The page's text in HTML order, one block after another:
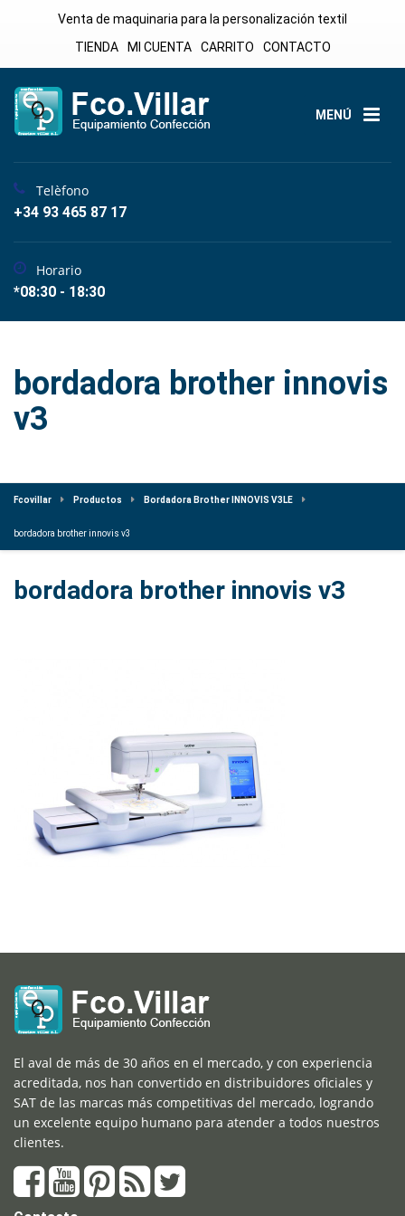
Venta de maquinaria para la personalización textil
TIENDA
MI CUENTA CARRITO CONTACTO
MENÚ
Telèfono
+34 93 465 87 17
Horario
*08:30 - 18:30
bordadora brother innovis
v3
Fcovillar Productos Bordadora Brother INNOVIS V3LE
bordadora brother innovis v3
bordadora brother innovis v3
El aval de más de 30 años en el mercado, y con experiencia
acreditada, nos han convertido en distribuidores oficiales y
SAT de las marcas más competitivas del mercado, logrando
un excelente equipo humano para atender a todos nuestros
clientes.